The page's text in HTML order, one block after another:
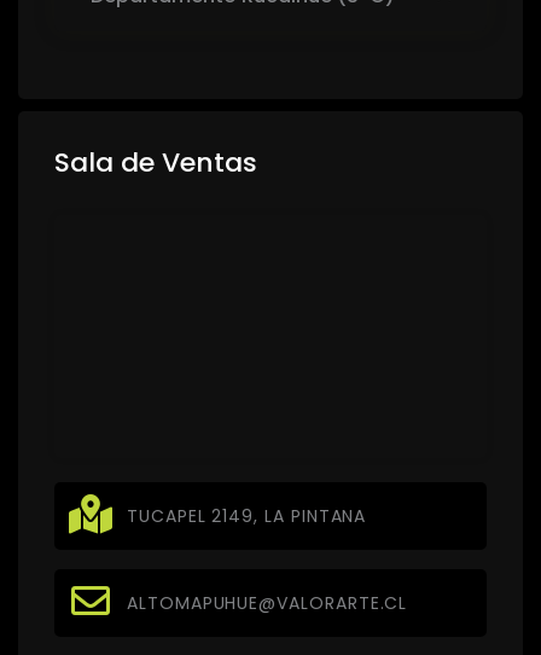
Sala de Ventas
TUCAPEL 2149, LA PINTANA
ALTOMAPUHUE@VALORARTE.CL